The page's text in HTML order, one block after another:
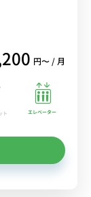
円〜 / 月
ト
エレベーター